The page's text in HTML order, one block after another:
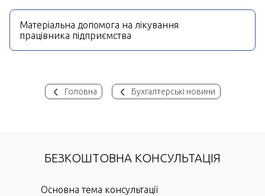
Головна Бухгалтерські новини
Матеріальна допомога на лікування
працівника підприємства
БЕЗКОШТОВНА КОНСУЛЬТАЦІЯ
Основна тема консультації